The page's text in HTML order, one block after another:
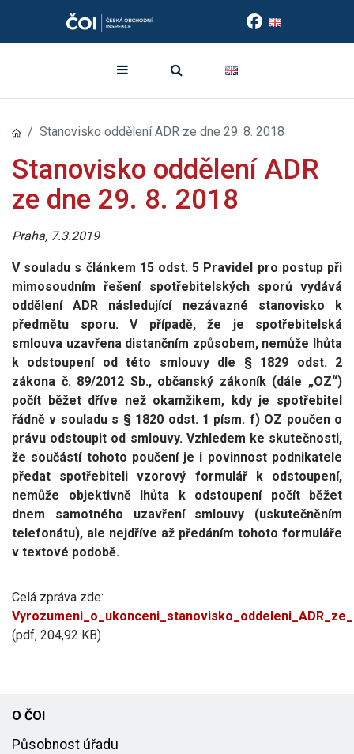
Stanovisko oddělení ADR ze dne 29. 8. 2018
Stanovisko oddělení ADR
ze dne 29. 8. 2018
Praha, 7.3.2019
V souladu s článkem 15 odst. 5 Pravidel pro postup při
mimosoudním řešení spotřebitelských sporů vydává
oddělení ADR následující nezávazné stanovisko k
předmětu sporu. V případě, že je spotřebitelská
smlouva uzavřena distančním způsobem, nemůže lhůta
k odstoupení od této smlouvy dle § 1829 odst. 2
zákona č. 89/2012 Sb., občanský zákoník (dále „OZ“)
počít běžet dříve než okamžikem, kdy je spotřebitel
řádně v souladu s § 1820 odst. 1 písm. f) OZ poučen o
právu odstoupit od smlouvy. Vzhledem ke skutečnosti,
že součástí tohoto poučení je i povinnost podnikatele
předat spotřebiteli vzorový formulář k odstoupení,
nemůže objektivně lhůta k odstoupení počít běžet
dnem samotného uzavření smlouvy (uskutečněním
telefonátu), ale nejdříve až předáním tohoto formuláře
v textové podobě.
Celá zpráva zde:
(pdf, 204,92 KB)
O ČOI
Působnost úřadu